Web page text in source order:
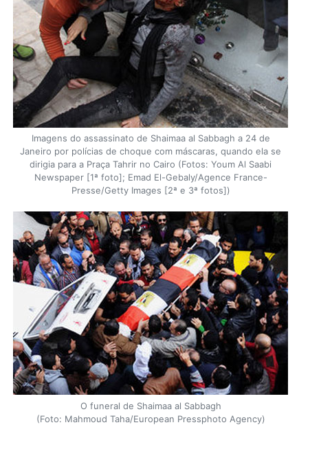
Imagens do assassinato de Shaimaa al Sabbagh a 24 de
Janeiro por polícias de choque com máscaras, quando ela se
dirigia para a Praça Tahrir no Cairo (Fotos: Youm Al Saabi
Newspaper [1ª foto]; Emad El-Gebaly/Agence France-
Presse/Getty Images [2ª e 3ª fotos])
O funeral de Shaimaa al Sabbagh
(Foto: Mahmoud Taha/European Pressphoto Agency)